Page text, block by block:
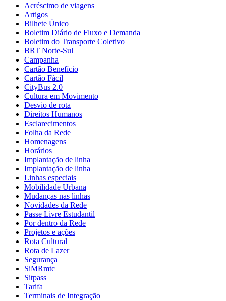
Acréscimo de viagens
Artigos
Bilhete Único
Boletim Diário de Fluxo e Demanda
Boletim do Transporte Coletivo
BRT Norte-Sul
Campanha
Cartão Benefício
Cartão Fácil
CityBus 2.0
Cultura em Movimento
Desvio de rota
Direitos Humanos
Esclarecimentos
Folha da Rede
Homenagens
Horários
Implantação de linha
Implantação de linha
Linhas especiais
Mobilidade Urbana
Mudanças nas linhas
Novidades da Rede
Passe Livre Estudantil
Por dentro da Rede
Projetos e ações
Rota Cultural
Rota de Lazer
Segurança
SiMRmtc
Sitpass
Tarifa
Terminais de Integração